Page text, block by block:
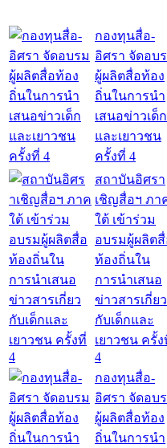
กองทุนสื่อ-
อิศรา จัดอบ
ผู้ผลิตสื่อท้อง
ถิ่นในการนำ
เสนอข่าวเด็ก
และเยาวชน
ครั้งที่ 4
สถาบันอิศรา
เชิญสื่อฯ ภา
ใต้ เข้าร่วม
อบรมผู้ผลิต
ท้องถิ่นใน
การนำเสนอ
ข่าวสารเกี่ยว
กับเด็กและ
เยาวชน ครั้ง
4
กองทุนสื่อ-
อิศรา จัดอบ
ผู้ผลิตสื่อท้อง
ถิ่นในการนำ